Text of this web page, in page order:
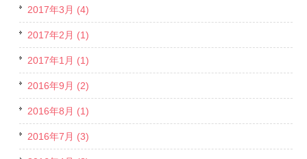
2017年3月 (4)
2017年2月 (1)
2017年1月 (1)
2016年9月 (2)
2016年8月 (1)
2016年7月 (3)